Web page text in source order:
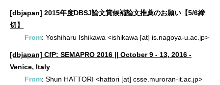
[dbjapan] 2015年度DBSJ論文賞候補論文推薦のお願い【5/6締
切】
From: Yoshiharu Ishikawa <ishikawa [at] is.nagoya-u.ac.jp>
[dbjapan] CfP: SEMAPRO 2016 || October 9 - 13, 2016 -
Venice, Italy
From: Shun HATTORI <hattori [at] csse.muroran-it.ac.jp>